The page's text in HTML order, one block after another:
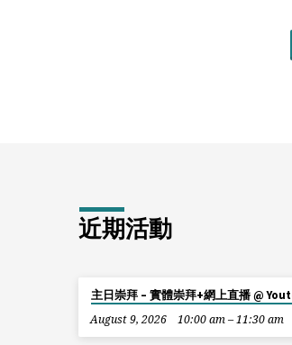
近期活動
主日崇拜 – 實體崇拜+網上直播 @
August 9, 2026
10:00 am – 11:30 am